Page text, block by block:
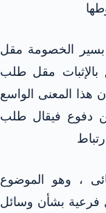
الخصومة مقل
بالإثبات مقل طلب
هذا المعنى الواسع
دفوع فيقال طلب
، وهو الموضوع
فرعية بشأن وسائل